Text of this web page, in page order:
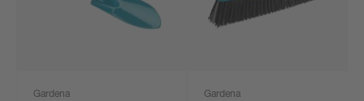
Gardena Gardena